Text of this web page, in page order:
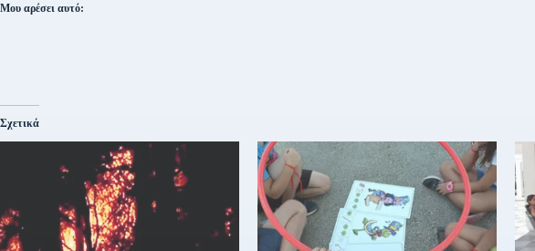
Μου αρέσει αυτό:
Σχετικά